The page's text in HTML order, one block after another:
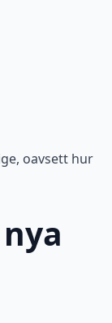
oavsett hur